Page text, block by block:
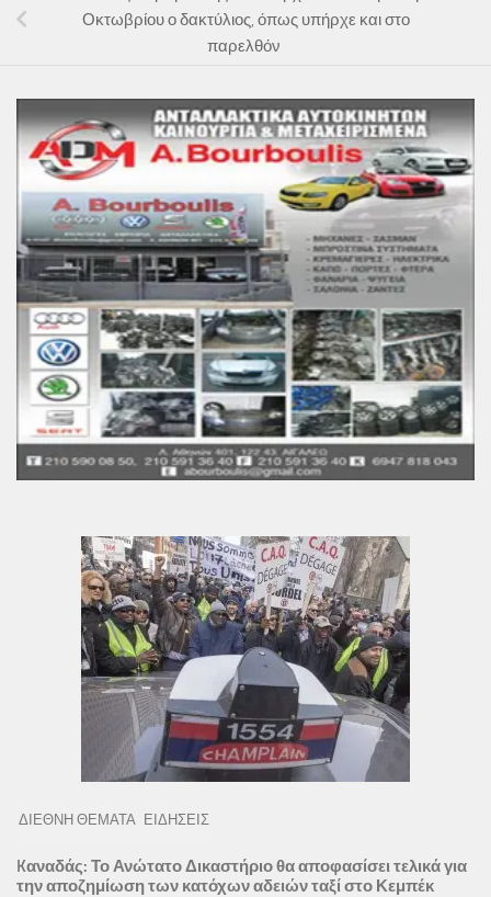
Οκτωβρίου ο δακτύλιος, όπως υπήρχε και στο
παρελθόν
ΔΙΕΘΝΗ ΘΕΜΑΤΑ ΕΙΔΗΣΕΙΣ
Kαναδάς: Το Ανώτατο Δικαστήριο θα αποφασίσει τελικά για
την αποζημίωση των κατόχων αδειών ταξί στο Κεμπέκ